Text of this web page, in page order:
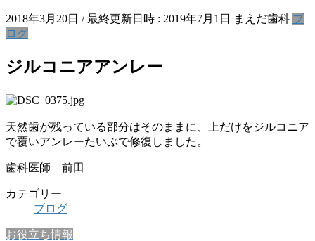
2018年3月20日 / 最終更新日時 : 2019年7月1日 まえだ歯科 ブ
ログ
ジルコニアアンレー
天然歯が残っている部分はそのままに、上だけをジルコニア
で覆いアンレーたいぷで修復しました。
歯科医師 前田
カテゴリー
ブログ
お役立ち情報